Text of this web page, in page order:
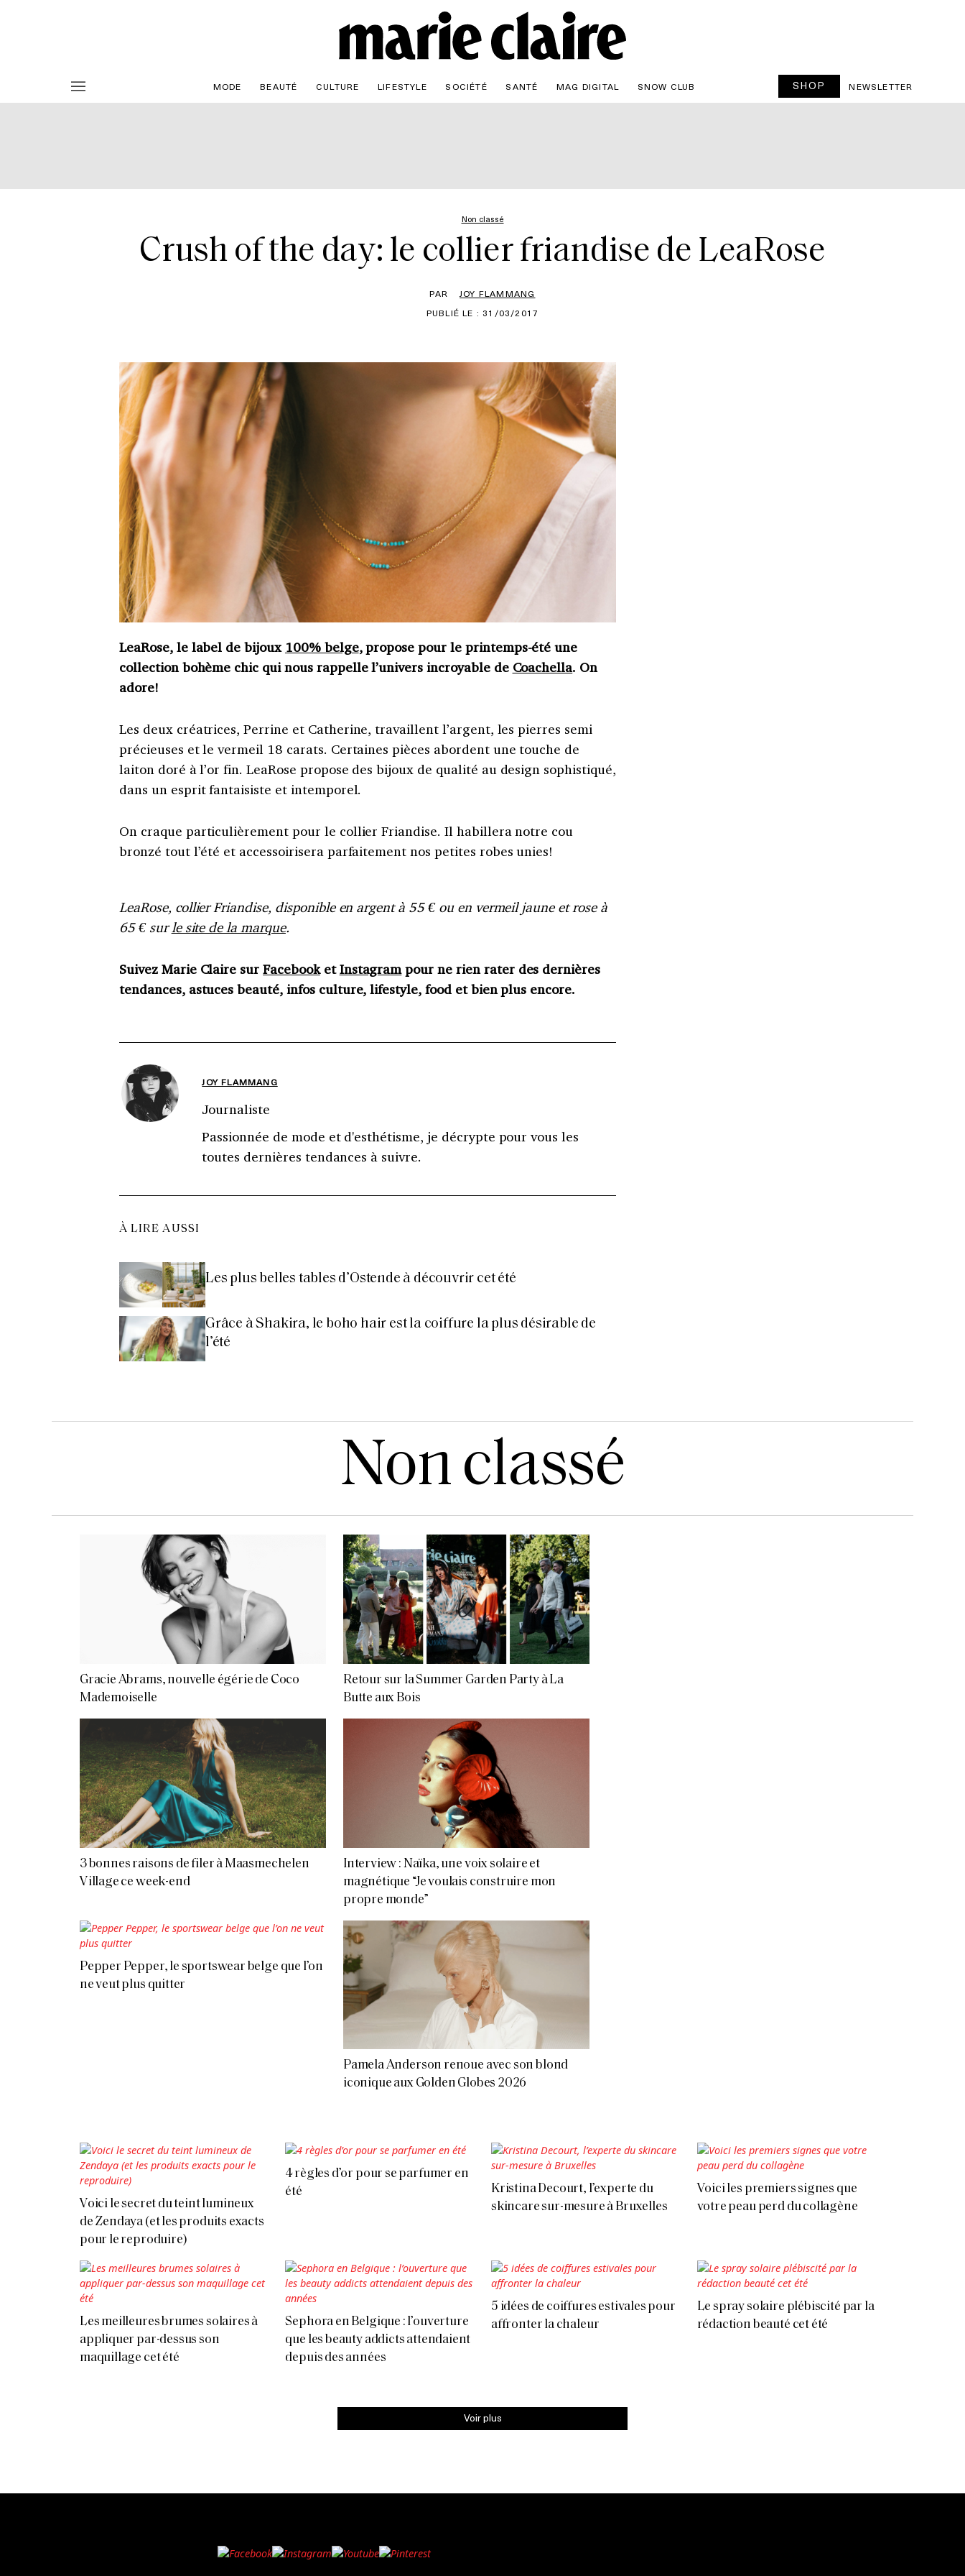
MODE BEAUTÉ CULTURE LIFESTYLE SOCIÉTÉ SANTÉ MAG DIGITAL SNOW CLUB SHOP NEWSLETTER
Non classé
Crush of the day: le collier friandise de LeaRose
PAR
JOY FLAMMANG
PUBLIÉ LE : 31/03/2017
LeaRose, le label de bijoux 100% belge, propose pour le printemps-été une
collection bohème chic qui nous rappelle l’univers incroyable de Coachella. On
adore!
Les deux créatrices, Perrine et Catherine, travaillent l’argent, les pierres semi
précieuses et le vermeil 18 carats. Certaines pièces abordent une touche de
laiton doré à l’or fin. LeaRose propose des bijoux de qualité au design sophistiqué,
dans un esprit fantaisiste et intemporel.
On craque particulièrement pour le collier Friandise. Il habillera notre cou
bronzé tout l’été et accessoirisera parfaitement nos petites robes unies!
LeaRose, collier Friandise, disponible en argent à 55 € ou en vermeil jaune et rose à
65 € surle site de la marque.
Suivez Marie Claire surFacebooketInstagrampour ne rien rater des dernières
tendances, astuces beauté, infos culture, lifestyle, food et bien plus encore.
JOY FLAMMANG
Journaliste
Passionnée de mode et d'esthétisme, je décrypte pour vous les
toutes dernières tendances à suivre.
À LIRE AUSSI
Les plus belles tables d’Ostende à découvrir cet été
Grâce à Shakira, le boho hair est la coiffure la plus désirable de
l’été
Non classé
Gracie Abrams, nouvelle égérie de Coco
Mademoiselle
Retour sur la Summer Garden Party à La
Butte aux Bois
3 bonnes raisons de filer à Maasmechelen
Village ce week-end
Interview : Naïka, une voix solaire et
magnétique “Je voulais construire mon
propre monde”
Pepper Pepper, le sportswear belge que l’on
ne veut plus quitter
Pamela Anderson renoue avec son blond
iconique aux Golden Globes 2026
Voici le secret du teint lumineux
de Zendaya (et les produits exacts
pour le reproduire)
4 règles d’or pour se parfumer en
été
Kristina Decourt, l’experte du
skincare sur-mesure à Bruxelles
Voici les premiers signes que
votre peau perd du collagène
Les meilleures brumes solaires à
appliquer par-dessus son
maquillage cet été
Sephora en Belgique : l’ouverture
que les beauty addicts attendaient
depuis des années
5 idées de coiffures estivales pour
affronter la chaleur
Le spray solaire plébiscité par la
rédaction beauté cet été
Voir plus